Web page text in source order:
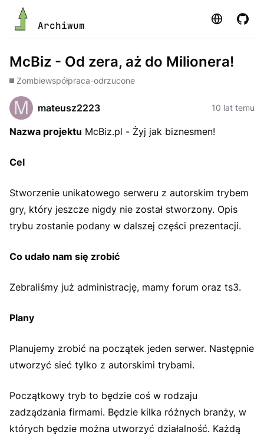
Archiwum Strona
McBiz - Od zera, aż do Milionera!
Zombiewspółpraca-odrzucone
mateusz2223 10 lat temu
Nazwa projektu McBiz.pl - Żyj jak biznesmen!
Cel
Stworzenie unikatowego serweru z autorskim trybem
gry, który jeszcze nigdy nie został stworzony. Opis
trybu zostanie podany w dalszej części prezentacji.
Co udało nam się zrobić
Zebraliśmy już administrację, mamy forum oraz ts3.
Plany
Planujemy zrobić na początek jeden serwer. Następnie
utworzyć sieć tylko z autorskimi trybami.
Początkowy tryb to będzie coś w rodzaju
zadządzania firmami. Będzie kilka różnych branży, w
których będzie można utworzyć działalność. Każdą